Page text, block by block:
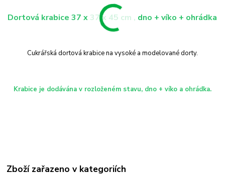
Dortová krabice 37 x 37 x 45 cm , dno + víko + ohrádka
Cukrářská dortová krabice na vysoké a modelované dorty.
Krabice je dodávána v rozloženém stavu, dno + víko a ohrádka.
Zboží zařazeno v kategoriích